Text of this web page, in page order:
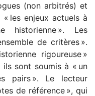
(non arbitrés) et
les enjeux actuels à
». Les
de critères ».
rigoureuse »
sont soumis à « un
pairs ». Le lecteur
de référence », qui